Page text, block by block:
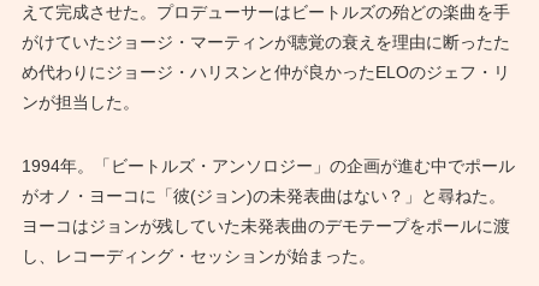
えて完成させた。プロデューサーはビートルズの殆どの楽曲を手
がけていたジョージ・マーティンが聴覚の衰えを理由に断ったた
め代わりにジョージ・ハリスンと仲が良かったELOのジェフ・リ
ンが担当した。
1994年。「ビートルズ・アンソロジー」の企画が進む中でポール
がオノ・ヨーコに「彼(ジョン)の未発表曲はない？」と尋ねた。
ヨーコはジョンが残していた未発表曲のデモテープをポールに渡
し、レコーディング・セッションが始まった。